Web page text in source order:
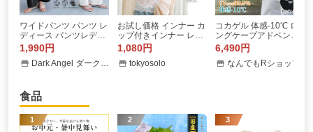
ワイドパンツ パンツ レ
ディース パンツレディ
ース イージーパンツ イ
ージーコクーンパンツ
ボトム カーブパンツ チ
1,990円
Dark Angel ダークエンジェル
お試し価格 インナー カ
ップ付きインナー レデ
ィースインナー レース
タンクトップ ブラ紐隠
し 夏 総レース キャミ
1,080円
tokyosolo
コカゲル 体感-10℃ ロ
ングケープアドベンチ
ャー 太陽の熱を遮断す
る 帽子 レディース 日
よけ 熱中症対策 涼しい
6,490円
なんでもRショップ
食品
1 2 3